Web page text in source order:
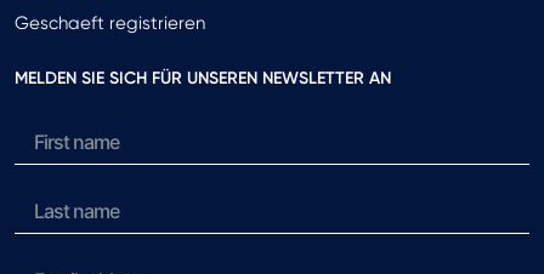
Geschaeft registrieren
MELDEN SIE SICH FÜR UNSEREN NEWSLETTER AN